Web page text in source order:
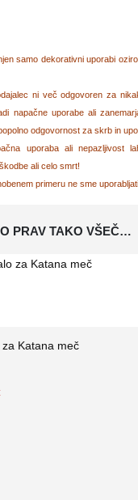
samo dekorativni uporabi
ni več odgovoren za
napačne uporabe ali
odgovornost za skrb in
uporaba ali nepazljivost
ali celo smrt!
primeru ne sme
PRAV TAKO VŠEČ…
Katana meč